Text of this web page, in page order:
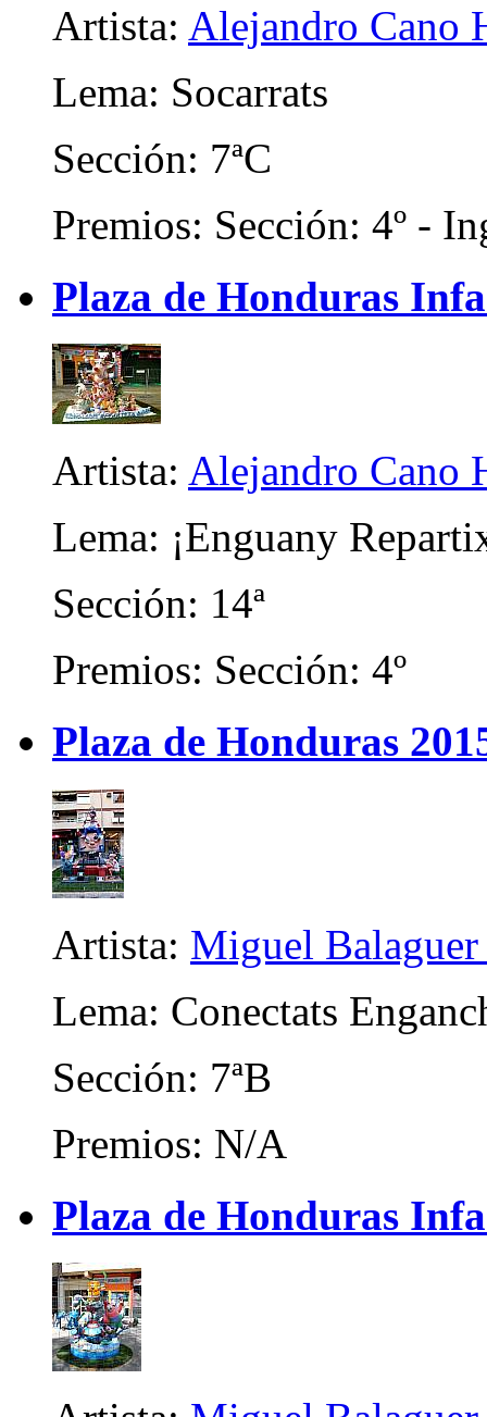
Artista: Alejandro Cano
Lema: Socarrats
Sección: 7ªC
Premios: Sección: 4º -
Plaza de Honduras
Artista: Alejandro Cano
Lema: ¡Enguany
Sección: 14ª
Premios: Sección: 4º
Plaza de Honduras
Artista: Miguel
Lema: Conectats
Sección: 7ªB
Premios: N/A
Plaza de Honduras